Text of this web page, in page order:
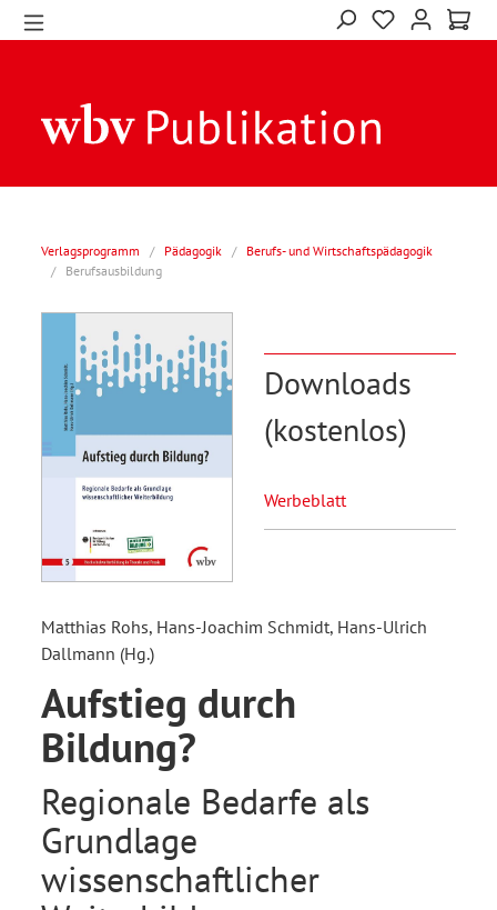
Verlagsprogramm / Pädagogik /
Berufs- und Wirtschaftspädagogik
/
Berufsausbildung
Downloads
(kostenlos)
Werbeblatt
Matthias Rohs, Hans-Joachim Schmidt, Hans-Ulrich
Dallmann (Hg.)
Aufstieg durch
Bildung?
Regionale Bedarfe als
Grundlage
wissenschaftlicher